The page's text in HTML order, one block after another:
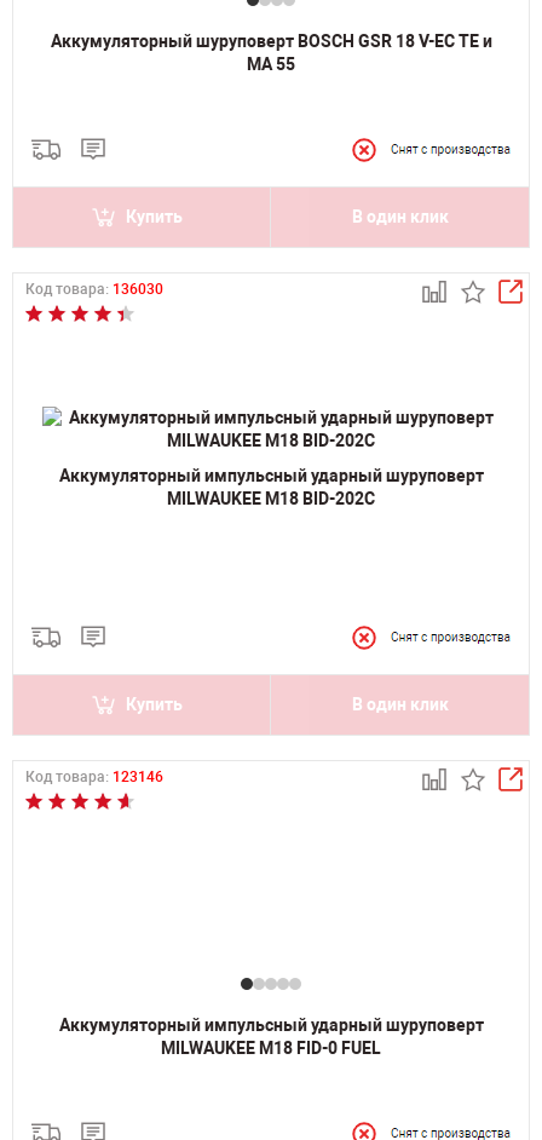
Аккумуляторный шуруповерт BOSCH GSR 18 V-EC TE и
MA 55
Купить В один клик
Код товара: 136030
Аккумуляторный импульсный ударный шуруповерт
MILWAUKEE M18 BID-202C
Купить В один клик
Код товара: 123146
Аккумуляторный импульсный ударный шуруповерт
MILWAUKEE M18 FID-0 FUEL